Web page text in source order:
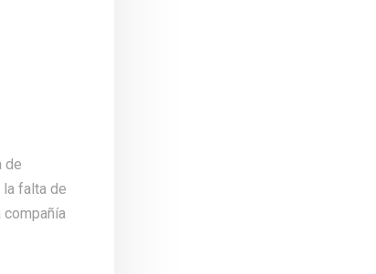
de
falta de
compañía